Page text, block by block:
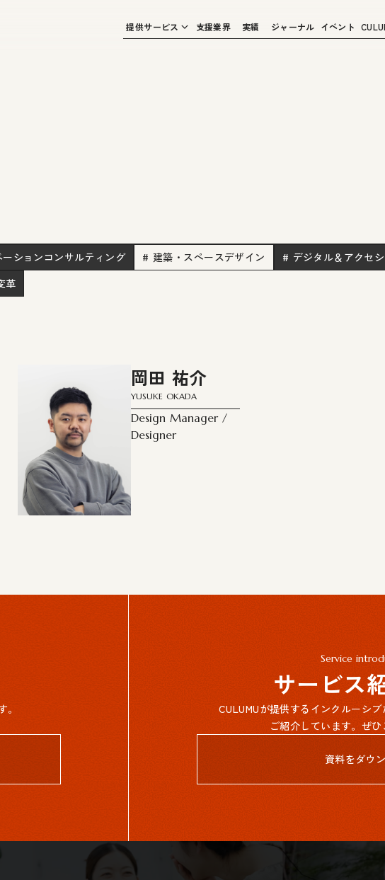
提供サービス 支援業界 実績 ジャーナル イベント
ションコンサルティング # 建築・スペースデザイン # デジタル＆アクセ
革
岡田 祐介
YUSUKE OKADA
Design Manager /
Designer
Service
サービス
CULUMUが提供するインクルーシ
ご紹介しています。ぜひ
資料をダウ